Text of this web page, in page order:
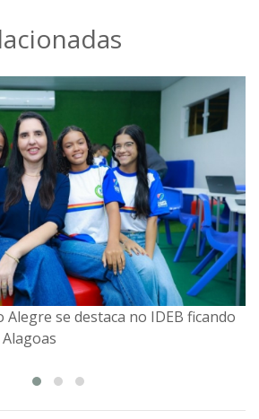
Alegre se destaca no IDEB ficando
Alagoas
dá continuidade às entregas de
para est...